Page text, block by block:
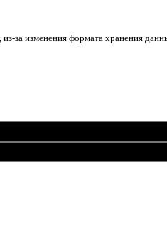
за изменения формата хранения